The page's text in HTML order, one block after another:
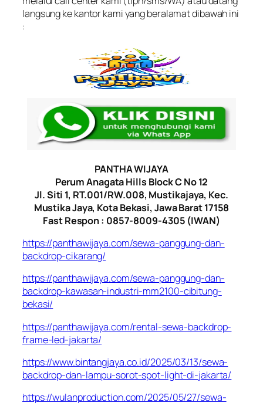
langsung ke kantor kami yang beralamat dibawah ini
:
PANTHA WIJAYA
Perum Anagata Hills Block C No 12
Jl. Siti 1, RT.001/RW.008, Mustikajaya, Kec.
Mustika Jaya, Kota Bekasi, Jawa Barat 17158
Fast Respon : 0857-8009-4305 (IWAN)
https://panthawijaya.com/sewa-panggung-dan-
backdrop-cikarang/
https://panthawijaya.com/sewa-panggung-dan-
backdrop-kawasan-industri-mm2100-cibitung-
bekasi/
https://panthawijaya.com/rental-sewa-backdrop-
frame-led-jakarta/
https://www.bintangjaya.co.id/2025/03/13/sewa-
backdrop-dan-lampu-sorot-spot-light-di-jakarta/
https://wulanproduction.com/2025/05/27/sewa-